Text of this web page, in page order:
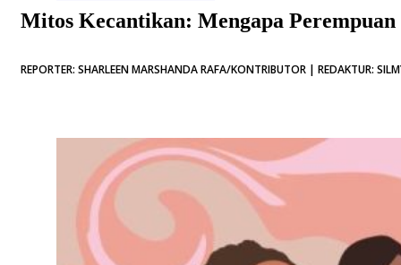
Mitos Kecantikan: Mengapa
REPORTER: SHARLEEN MARSHANDA RAFA/KONTRIBUTOR | REDAKTUR: